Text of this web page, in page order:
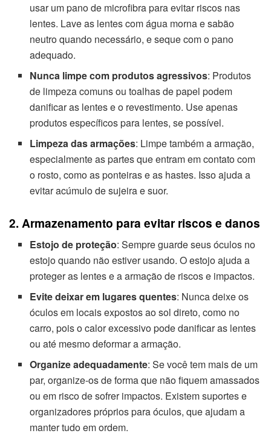
usar um pano de microfibra para evitar riscos nas
lentes. Lave as lentes com água morna e sabão
neutro quando necessário, e seque com o pano
adequado.
Nunca limpe com produtos agressivos: Produtos
de limpeza comuns ou toalhas de papel podem
danificar as lentes e o revestimento. Use apenas
produtos específicos para lentes, se possível.
Limpeza das armações: Limpe também a armação,
especialmente as partes que entram em contato com
o rosto, como as ponteiras e as hastes. Isso ajuda a
evitar acúmulo de sujeira e suor.
2. Armazenamento para evitar riscos e danos
Estojo de proteção: Sempre guarde seus óculos no
estojo quando não estiver usando. O estojo ajuda a
proteger as lentes e a armação de riscos e impactos.
Evite deixar em lugares quentes: Nunca deixe os
óculos em locais expostos ao sol direto, como no
carro, pois o calor excessivo pode danificar as lentes
ou até mesmo deformar a armação.
Organize adequadamente: Se você tem mais de um
par, organize-os de forma que não fiquem amassados
ou em risco de sofrer impactos. Existem suportes e
organizadores próprios para óculos, que ajudam a
manter tudo em ordem.